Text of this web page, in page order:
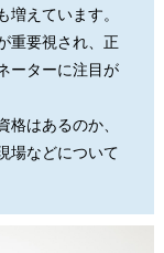
えています。
重要視され、正
ーターに注目が
はあるのか、
場などについて